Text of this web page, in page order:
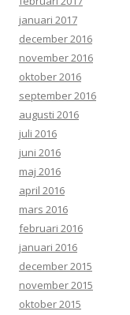
januari 2017
december 2016
november 2016
oktober 2016
september 2016
augusti 2016
juli 2016
juni 2016
maj 2016
april 2016
mars 2016
februari 2016
januari 2016
december 2015
november 2015
oktober 2015